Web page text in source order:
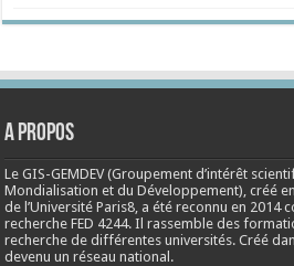
A propos
Le GIS-GEMDEV (Groupement d’intérêt
Mondialisation et du Développement), créé
de l’Université Paris8, a été reconnu en
recherche FED 4244. Il rassemble des
recherche de différentes universités. Créé
devenu un réseau national.